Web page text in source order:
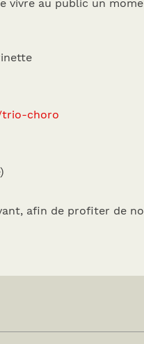
vivre au public un
trio-choro
afin de profiter de